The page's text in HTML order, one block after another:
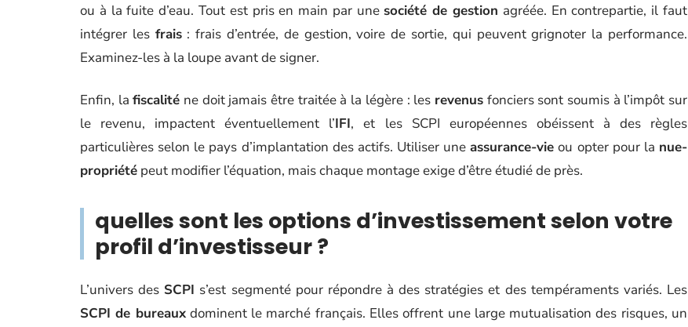
ou à la fuite d’eau. Tout est pris en main par une société de gestion agréée. En contrepartie, il faut
intégrer les frais: frais d’entrée, de gestion, voire de sortie, qui peuvent grignoter la performance.
Examinez-les à la loupe avant de signer.
Enfin, lafiscalité ne doit jamais être traitée à la légère : les revenusfonciers sont soumis à l’impôt sur
le revenu, impactent éventuellement l’IFI, et les SCPI européennes obéissent à des règles
particulières selon le pays d’implantation des actifs. Utiliser uneassurance-vie ou opter pour la nue-
propriété peut modifier l’équation, mais chaque montage exige d’être étudié de près.
quelles sont les options d’investissement selon votre
profil d’investisseur ?
L’univers des SCPI s’est segmenté pour répondre à des stratégies et des tempéraments variés. Les
SCPI de bureauxdominent le marché français. Elles offrent une large mutualisation des risques, un